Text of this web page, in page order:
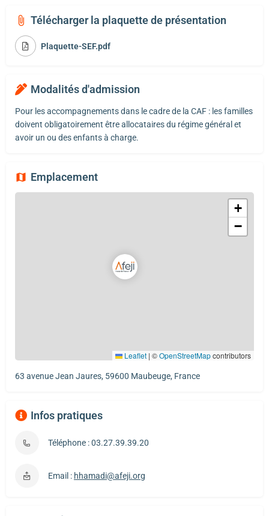
Télécharger la plaquette de présentation
Plaquette-SEF.pdf
Modalités d'admission
Pour les accompagnements dans le cadre de la CAF : les familles
doivent obligatoirement être allocataires du régime général et
avoir un ou des enfants à charge.
Emplacement
+
−
Leaflet | ©OpenStreetMapcontributors
63 avenue Jean Jaures, 59600 Maubeuge, France
Infos pratiques
Téléphone : 03.27.39.39.20
Email : hhamadi@afeji.org